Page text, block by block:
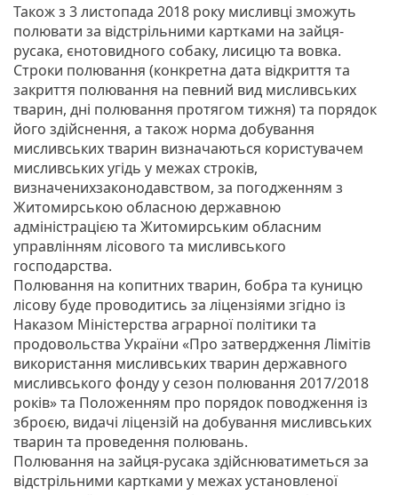
Також з 3 листопада 2018 року мисливці зможуть
полювати за відстрільними картками на зайця-
русака, єнотовидного собаку, лисицю та вовка.
Строки полювання (конкретна дата відкриття та
закриття полювання на певний вид мисливських
тварин, дні полювання протягом тижня) та порядок
його здійснення, а також норма добування
мисливських тварин визначаються користувачем
мисливських угідь у межах строків,
визначенихзаконодавством, за погодженням з
Житомирською обласною державною
адміністрацією та Житомирським обласним
управлінням лісового та мисливського
господарства.
Полювання на копитних тварин, бобра та куницю
лісову буде проводитись за ліцензіями згідно із
Наказом Міністерства аграрної політики та
продовольства України «Про затвердження Лімітів
використання мисливських тварин державного
мисливського фонду у сезон полювання 2017/2018
років» та Положенням про порядок поводження із
зброєю, видачі ліцензій на добування мисливських
тварин та проведення полювань.
Полювання на зайця-русака здійснюватиметься за
відстрільними картками у межах установленої